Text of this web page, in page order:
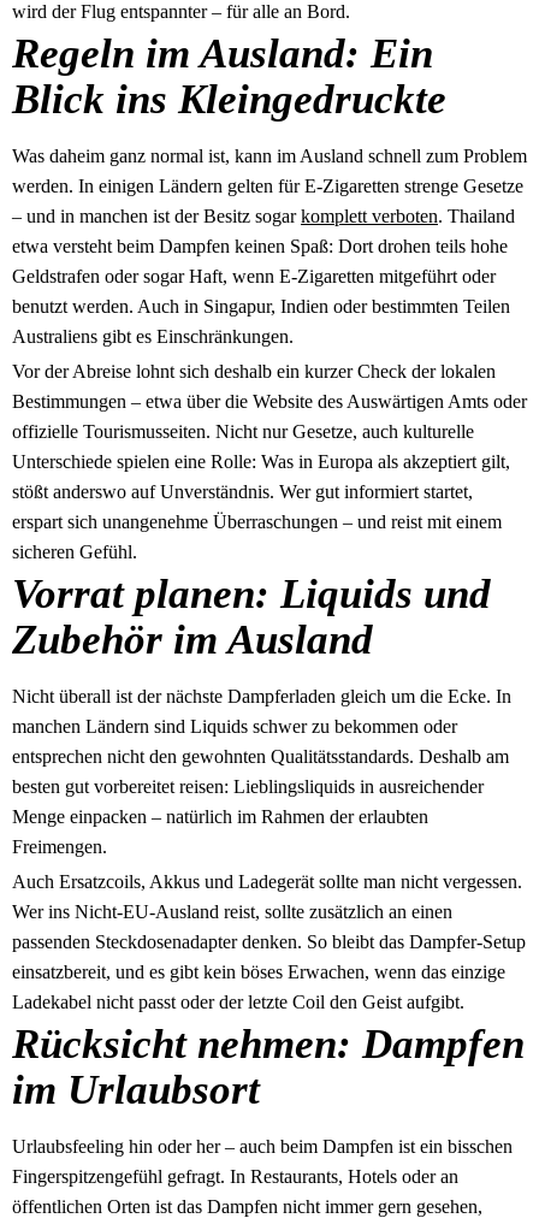
wird der Flug entspannter – für alle an Bord.
Regeln im Ausland: Ein
Blick ins Kleingedruckte
Was daheim ganz normal ist, kann im Ausland schnell zum Problem
werden. In einigen Ländern gelten für E-Zigaretten strenge Gesetze
– und in manchen ist der Besitz sogarkomplett verboten. Thailand
etwa versteht beim Dampfen keinen Spaß: Dort drohen teils hohe
Geldstrafen oder sogar Haft, wenn E-Zigaretten mitgeführt oder
benutzt werden. Auch in Singapur, Indien oder bestimmten Teilen
Australiens gibt es Einschränkungen.
Vor der Abreise lohnt sich deshalb ein kurzer Check der lokalen
Bestimmungen – etwa über die Website des Auswärtigen Amts oder
offizielle Tourismusseiten. Nicht nur Gesetze, auch kulturelle
Unterschiede spielen eine Rolle: Was in Europa als akzeptiert gilt,
stößt anderswo auf Unverständnis. Wer gut informiert startet,
erspart sich unangenehme Überraschungen – und reist mit einem
sicheren Gefühl.
Vorrat planen: Liquids und
Zubehör im Ausland
Nicht überall ist der nächste Dampferladen gleich um die Ecke. In
manchen Ländern sind Liquids schwer zu bekommen oder
entsprechen nicht den gewohnten Qualitätsstandards. Deshalb am
besten gut vorbereitet reisen: Lieblingsliquids in ausreichender
Menge einpacken – natürlich im Rahmen der erlaubten
Freimengen.
Auch Ersatzcoils, Akkus und Ladegerät sollte man nicht vergessen.
Wer ins Nicht-EU-Ausland reist, sollte zusätzlich an einen
passenden Steckdosenadapter denken. So bleibt das Dampfer-Setup
einsatzbereit, und es gibt kein böses Erwachen, wenn das einzige
Ladekabel nicht passt oder der letzte Coil den Geist aufgibt.
Rücksicht nehmen: Dampfen
im Urlaubsort
Urlaubsfeeling hin oder her – auch beim Dampfen ist ein bisschen
Fingerspitzengefühl gefragt. In Restaurants, Hotels oder an
öffentlichen Orten ist das Dampfen nicht immer gern gesehen,